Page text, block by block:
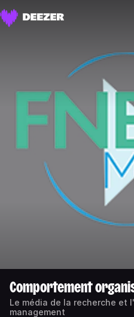
Comportement
Le média de la recherche et
management